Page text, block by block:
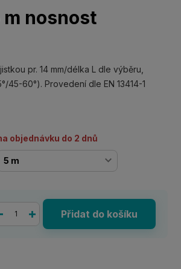
m nosnost
pr. 14 mm/délka L dle výběru,
45-60°). Provedení dle EN 13414-1
objednávku do 2 dnů
Přidat do košíku